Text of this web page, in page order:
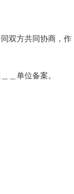
双方共同协商，作
＿单位备案。